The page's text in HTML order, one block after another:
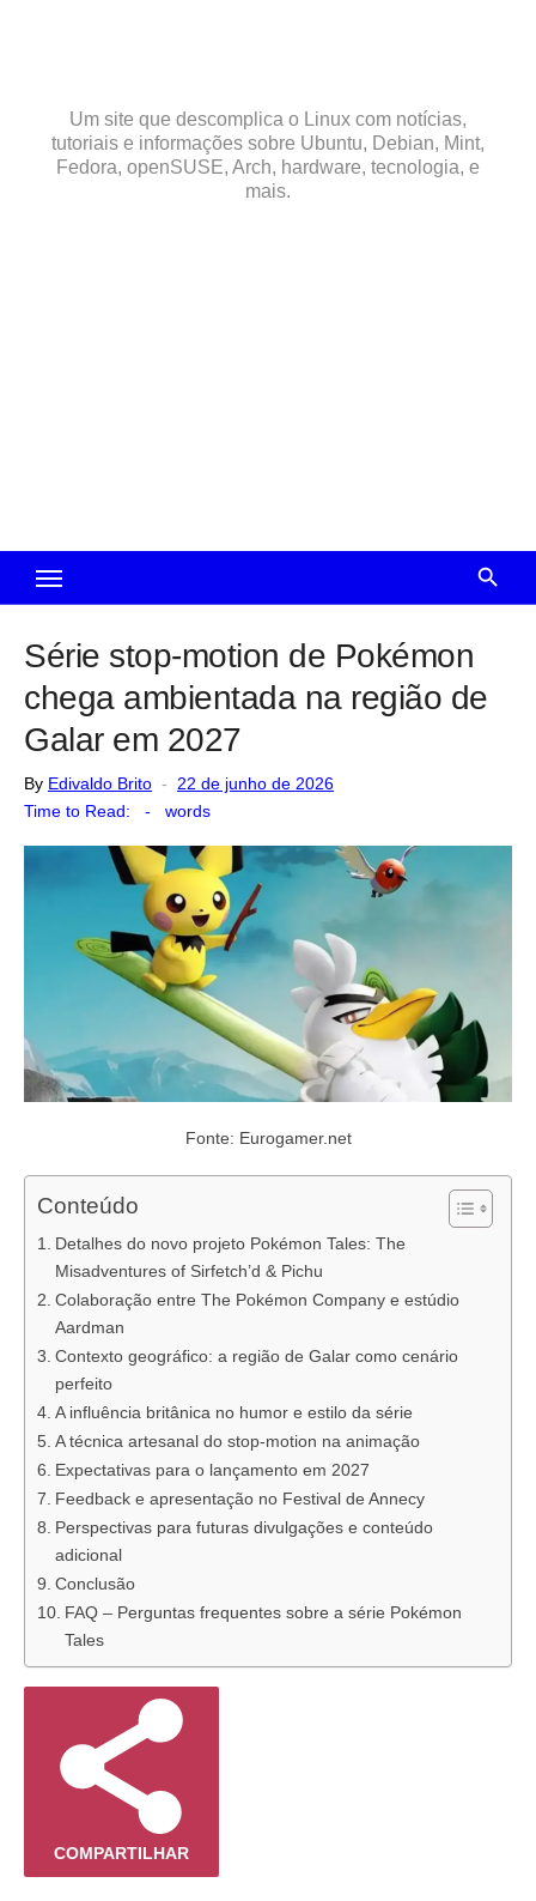
Um site que descomplica o Linux com notícias,
tutoriais e informações sobre Ubuntu, Debian, Mint,
Fedora, openSUSE, Arch, hardware, tecnologia, e
mais.
Série stop-motion de Pokémon
chega ambientada na região de
Galar em 2027
By Edivaldo Brito
Posted
22 de junho de 2026
Time to Read:
- words
Fonte: Eurogamer.net
Conteúdo
Detalhes do novo projeto Pokémon Tales: The
Misadventures of Sirfetch’d & Pichu
Colaboração entre The Pokémon Company e estúdio
Aardman
Contexto geográfico: a região de Galar como cenário
perfeito
A influência britânica no humor e estilo da série
A técnica artesanal do stop-motion na animação
Expectativas para o lançamento em 2027
Feedback e apresentação no Festival de Annecy
Perspectivas para futuras divulgações e conteúdo
adicional
Conclusão
FAQ – Perguntas frequentes sobre a série Pokémon
Tales
COMPARTILHAR